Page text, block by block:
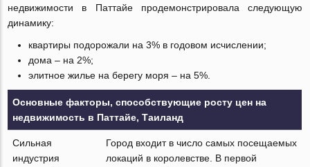
недвижимости в Паттайе продемонстрировала следующую
динамику:
квартиры подорожали на 3% в годовом исчислении;
дома – на 2%;
элитное жилье на берегу моря – на 5%.
Основные факторы, способствующие росту цен на
недвижимость в Паттайе, Таиланд
Сильная
индустрия
Город входит в число самых посещаемых
локаций в королевстве. В первой